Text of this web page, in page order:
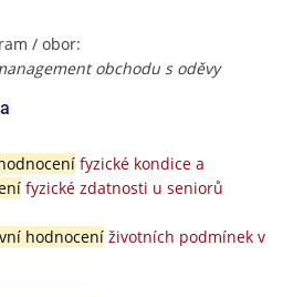
/ obor:
obchodu s oděvy
fyzické kondice a
fyzické zdatnosti u seniorů
hodnoceníživotních podmínek v